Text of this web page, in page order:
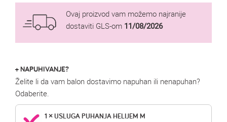
Ovaj proizvod vam možemo najranije
dostaviti GLS-om 11/08/2026
+ NAPUHIVANJE?
Želite li da vam balon dostavimo napuhan ili nenapuhan?
Odaberite.
1 × USLUGA PUHANJA HELIJEM M